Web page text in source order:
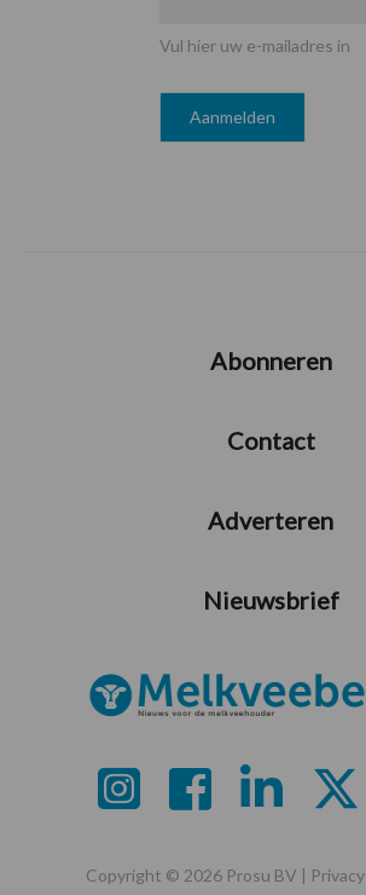
Vul hier uw e-mailadres in
Abonneren
Contact
Adverteren
Nieuwsbrief
Copyright © 2026 Prosu BV | Privacy